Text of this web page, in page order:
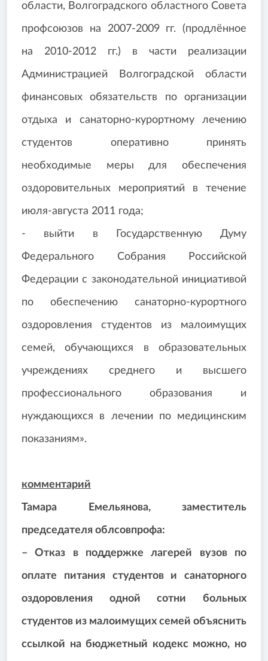
области, Волгоградского областного Совета
профсоюзов на 2007-2009 гг. (продлённое
на 2010-2012 гг.) в части реализации
Администрацией Волгоградской области
финансовых обязательств по организации
отдыха и санаторно-курортному лечению
студентов оперативно принять
необходимые меры для обеспечения
оздоровительных мероприятий в течение
июля-августа 2011 года;
- выйти в Государственную Думу
Федерального Собрания Российской
Федерации с законодательной инициативой
по обеспечению санаторно-курортного
оздоровления студентов из малоимущих
семей, обучающихся в образовательных
учреждениях среднего и высшего
профессионального образования и
нуждающихся в лечении по медицинским
показаниям».
комментарий
Тамара Емельянова, заместитель
председателя облсовпрофа:
– Отказ в поддержке лагерей вузов по
оплате питания студентов и санаторного
оздоровления одной сотни больных
студентов из малоимущих семей объяснить
ссылкой на бюджетный кодекс можно, но